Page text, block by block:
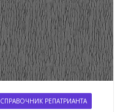
СПРАВОЧНИК РЕПАТРИАНТА